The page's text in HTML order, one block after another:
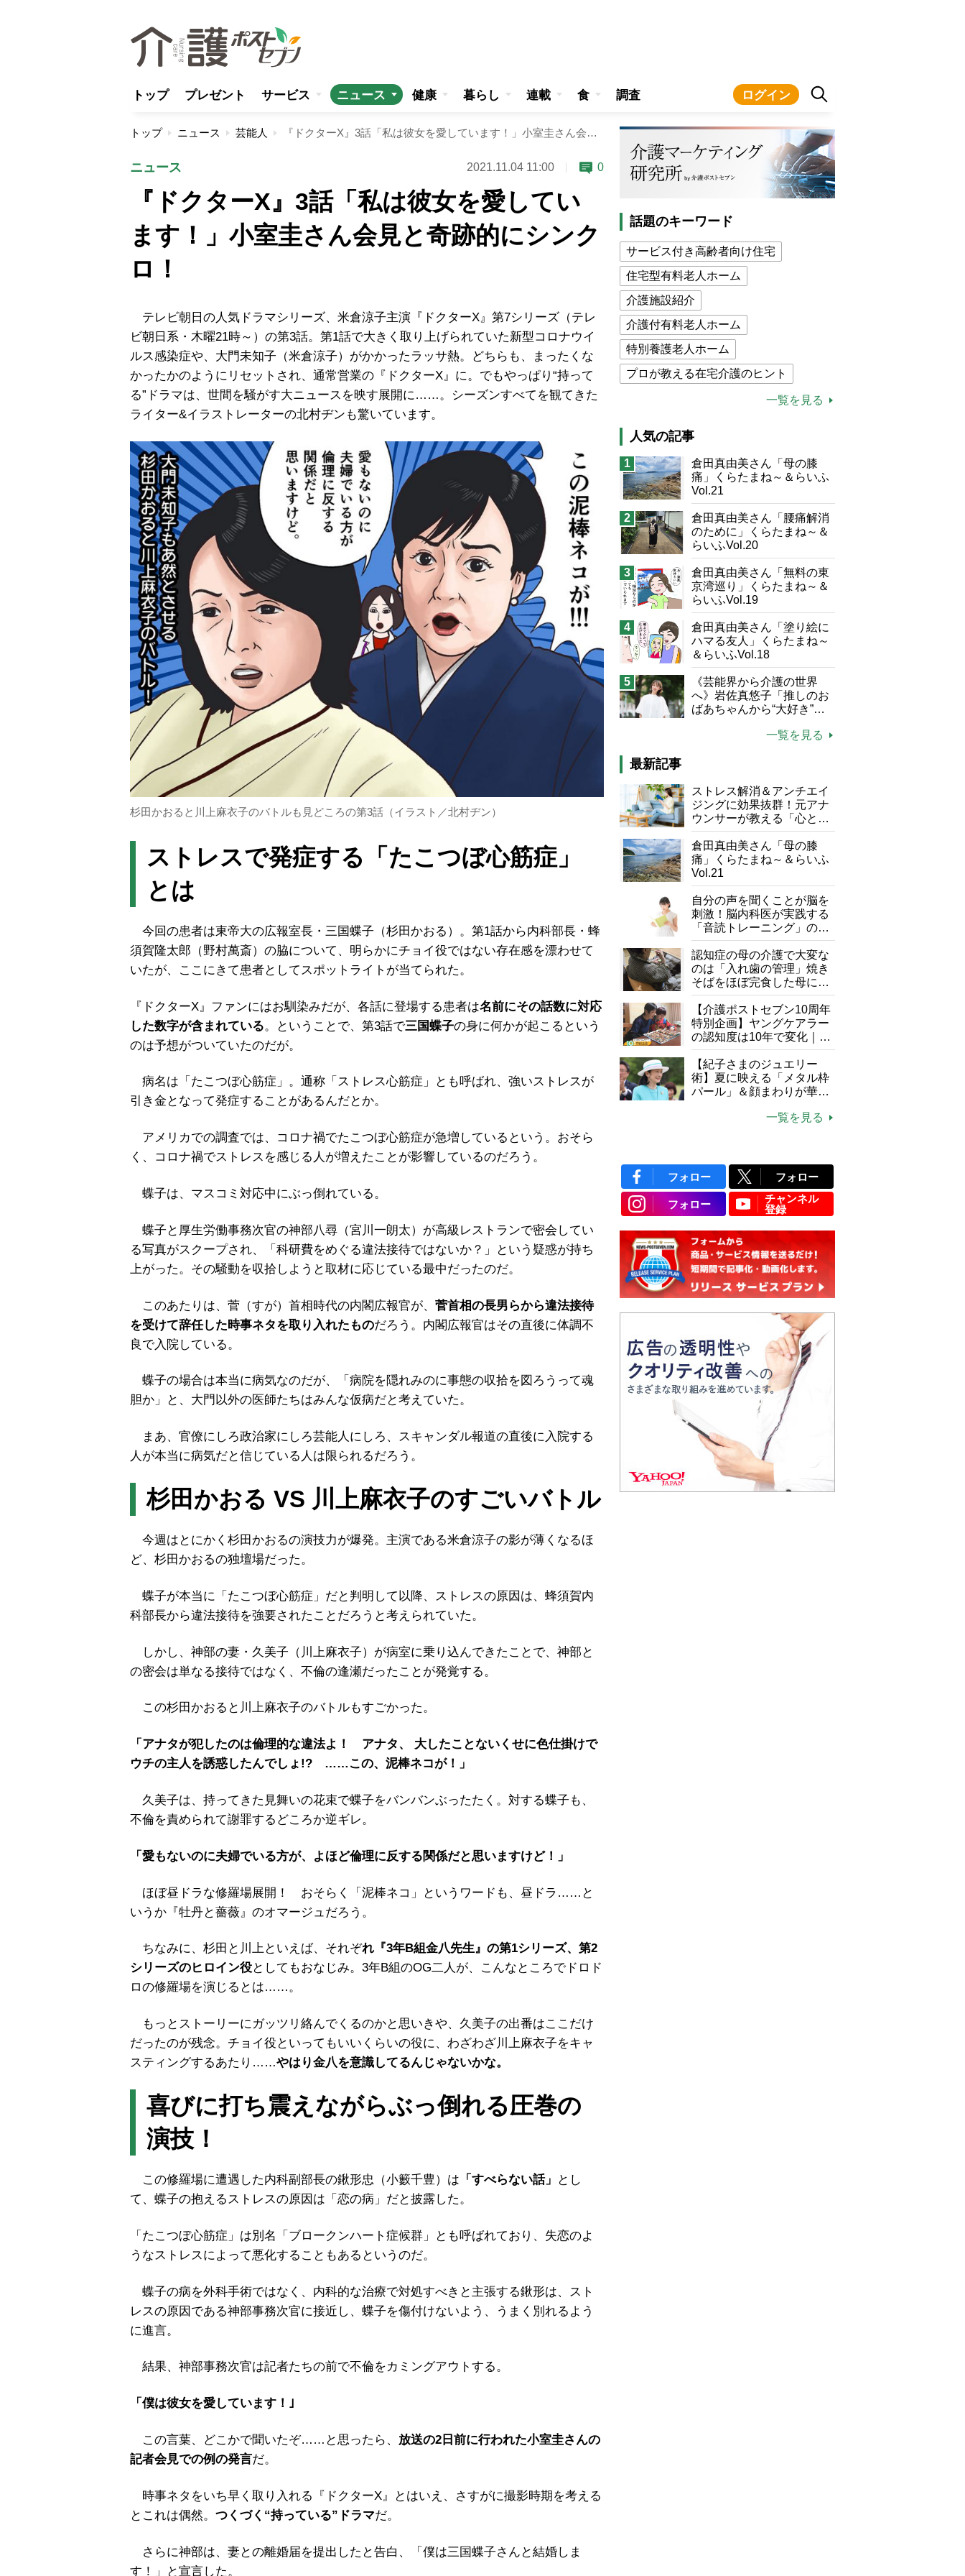
トップ プレゼント サービス ニュース 健康 暮らし 連載 食 調査 ログイン
トップ ニュース 芸能人 『ドクターX』3話「私は彼女を愛しています！」小室圭さん会見と奇跡的にシンクロ！
ニュース 2021.11.04 11:00 0
『ドクターX』3話「私は彼女を愛してい
ます！」小室圭さん会見と奇跡的にシンク
ロ！
テレビ朝日の人気ドラマシリーズ、米倉涼子主演『ドクターX』第7シリーズ（テレ
ビ朝日系・木曜21時～）の第3話。第1話で大きく取り上げられていた新型コロナウイ
ルス感染症や、大門未知子（米倉涼子）がかかったラッサ熱。どちらも、まったくな
かったかのようにリセットされ、通常営業の『ドクターX』に。でもやっぱり“持って
る”ドラマは、世間を騒がす大ニュースを映す展開に……。シーズンすべてを観てきた
ライター&イラストレーターの北村ヂンも驚いています。
杉田かおると川上麻衣子のバトルも見どころの第3話（イラスト／北村ヂン）
ストレスで発症する「たこつぼ心筋症」
とは
今回の患者は東帝大の広報室長・三国蝶子（杉田かおる）。第1話から内科部長・蜂
須賀隆太郎（野村萬斎）の脇について、明らかにチョイ役ではない存在感を漂わせて
いたが、ここにきて患者としてスポットライトが当てられた。
『ドクターX』ファンにはお馴染みだが、各話に登場する患者は名前にその話数に対応
した数字が含まれている。ということで、第3話で三国蝶子の身に何かが起こるという
のは予想がついていたのだが。
病名は「たこつぼ心筋症」。通称「ストレス心筋症」とも呼ばれ、強いストレスが
引き金となって発症することがあるんだとか。
アメリカでの調査では、コロナ禍でたこつぼ心筋症が急増しているという。おそら
く、コロナ禍でストレスを感じる人が増えたことが影響しているのだろう。
蝶子は、マスコミ対応中にぶっ倒れている。
蝶子と厚生労働事務次官の神部八尋（宮川一朗太）が高級レストランで密会してい
る写真がスクープされ、「科研費をめぐる違法接待ではないか？」という疑惑が持ち
上がった。その騒動を収拾しようと取材に応じている最中だったのだ。
このあたりは、菅（すが）首相時代の内閣広報官が、 菅首相の長男らから違法接待
を受けて辞任した時事ネタを取り入れたものだろう。内閣広報官はその直後に体調不
良で入院している。
蝶子の場合は本当に病気なのだが、「病院を隠れみのに事態の収拾を図ろうって魂
胆か」と、大門以外の医師たちはみんな仮病だと考えていた。
まあ、官僚にしろ政治家にしろ芸能人にしろ、スキャンダル報道の直後に入院する
人が本当に病気だと信じている人は限られるだろう。
杉田かおる VS 川上麻衣子のすごいバトル
今週はとにかく杉田かおるの演技力が爆発。主演である米倉涼子の影が薄くなるほ
ど、杉田かおるの独壇場だった。
蝶子が本当に「たこつぼ心筋症」だと判明して以降、ストレスの原因は、蜂須賀内
科部長から違法接待を強要されたことだろうと考えられていた。
しかし、神部の妻・久美子（川上麻衣子）が病室に乗り込んできたことで、神部と
の密会は単なる接待ではなく、不倫の逢瀬だったことが発覚する。
この杉田かおると川上麻衣子のバトルもすごかった。
「アナタが犯したのは倫理的な違法よ！ アナタ、 大したことないくせに色仕掛けで
ウチの主人を誘惑したんでしょ!? ……この、泥棒ネコが！」
久美子は、持ってきた見舞いの花束で蝶子をバンバンぶったたく。対する蝶子も、
不倫を責められて謝罪するどころか逆ギレ。
「愛もないのに夫婦でいる方が、よほど倫理に反する関係だと思いますけど！」
ほぼ昼ドラな修羅場展開！ おそらく「泥棒ネコ」というワードも、昼ドラ……と
いうか『牡丹と薔薇』のオマージュだろう。
ちなみに、杉田と川上といえば、それぞれ『3年B組金八先生』の第1シリーズ、第2
シリーズのヒロイン役としてもおなじみ。3年B組のOG二人が、こんなところでドロド
ロの修羅場を演じるとは……。
もっとストーリーにガッツリ絡んでくるのかと思いきや、久美子の出番はここだけ
だったのが残念。チョイ役といってもいいくらいの役に、わざわざ川上麻衣子をキャ
スティングするあたり……やはり金八を意識してるんじゃないかな。
喜びに打ち震えながらぶっ倒れる圧巻の
演技！
この修羅場に遭遇した内科副部長の鍬形忠（小籔千豊）は 「すべらない話」
とし
て、蝶子の抱えるストレスの原因は「恋の病」だと披露した。
「たこつぼ心筋症」は別名「ブロークンハート症候群」とも呼ばれており、失恋のよ
うなストレスによって悪化することもあるというのだ。
蝶子の病を外科手術ではなく、内科的な治療で対処すべきと主張する鍬形は、スト
レスの原因である神部事務次官に接近し、蝶子を傷付けないよう、うまく別れるよう
に進言。
結果、神部事務次官は記者たちの前で不倫をカミングアウトする。
「僕は彼女を愛しています！｣
この言葉、どこかで聞いたぞ……と思ったら、 放送の2日前に行われた小室圭さんの
記者会見での例の発言だ。
時事ネタをいち早く取り入れる『ドクターX』とはいえ、さすがに撮影時期を考える
とこれは偶然。 つくづく“持っている”ドラマだ。
さらに神部は、妻との離婚届を提出したと告白、「僕は三国蝶子さんと結婚しま
す！」と宣言した。
話題のキーワード
サービス付き高齢者向け住宅
住宅型有料老人ホーム
介護施設紹介
介護付有料老人ホーム
特別養護老人ホーム
プロが教える在宅介護のヒント
介護食
猫が母になつきません
息子の遠距離介護サバイバル術
兄がボケました
予防法
一覧を見る
人気の記事
1
倉田真由美さん「母の膝
痛」くらたまね～＆らいふ
Vol.21
2
倉田真由美さん「腰痛解消
のために」くらたまね～＆
らいふVol.20
3
倉田真由美さん「無料の東
京湾巡り」くらたまね～＆
らいふVol.19
4
倉田真由美さん「塗り絵に
ハマる友人」くらたまね～
＆らいふVol.18
5
《芸能界から介護の世界
へ》岩佐真悠子「推しのお
ばあちゃんから“大好き”を
飛ぶ“やりがい”、介護の現
一覧を見る
最新記事
ストレス解消＆アンチエイ
ジングに効果抜群！元アナ
ウンサーが教える「心と体
を元気にする音読の習慣」
倉田真由美さん「母の膝
痛」くらたまね～＆らいふ
Vol.21
自分の声を聞くことが脳を
刺激！脳内科医が実践する
「音読トレーニング」の極
意
認知症の母の介護で大変な
のは「入れ歯の管理」焼き
そばをほぼ完食した母に息
子が血の気が引いた理由
【介護ポストセブン10周年
特別企画】ヤングケアラー
の認知度は10年で変化｜流
行語大賞にノミネート、法
律にも明記されたが果たし
て現在は？
【紀子さまのジュエリー
術】夏に映える「メタル枠
パール」＆顔まわりが華や
一覧を見る
フォロー フォロー
フォロー
チャンネル
登録